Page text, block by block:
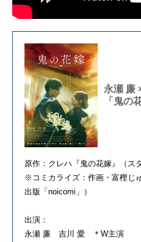
永瀬 廉
「鬼の
原作：クレハ『鬼の花嫁』（ス
※コミカライズ：作画・富樫じ
出版「noicomi 」）
出演：
永瀬 廉 吉川 愛 ＊ W主演